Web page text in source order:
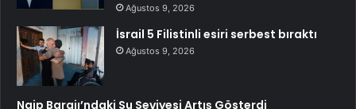
Ağustos 9, 2026
İsrail 5 Filistinli esiri serbest bıraktı
Ağustos 9, 2026
Naip Barajı’ndaki Su Seviyesi Artış Gösterdi